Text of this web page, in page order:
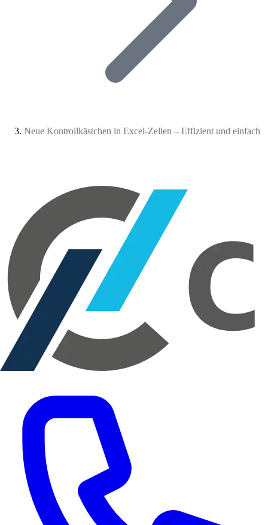
Neue Kontrollkästchen in Excel-Zellen – Effizient und einfach